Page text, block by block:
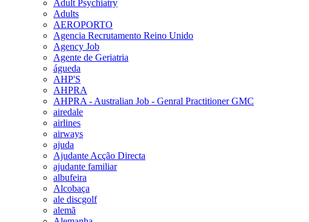
Adult Psychiatry
Adults
AEROPORTO
Agencia Recrutamento Reino Unido
Agency Job
Agente de Geriatria
águeda
AHP'S
AHPRA
AHPRA - Australian Job - Genral Practitioner GMC
airedale
airlines
airways
ajuda
Ajudante Acção Directa
ajudante familiar
albufeira
Alcobaça
ale discgolf
alemã